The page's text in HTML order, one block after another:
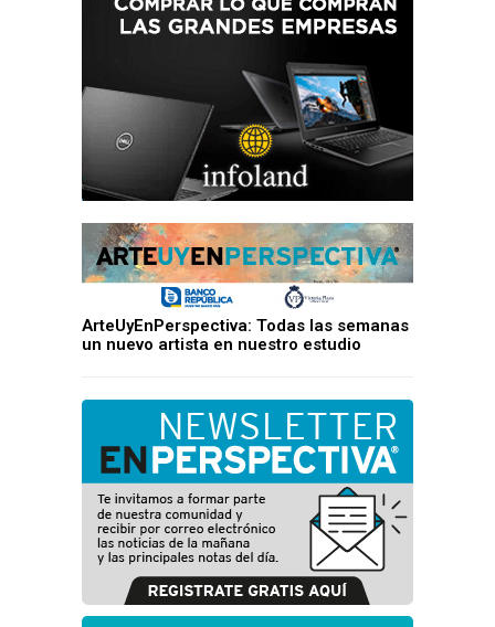
ArteUyEnPerspectiva: Todas las semanas
un nuevo artista en nuestro estudio